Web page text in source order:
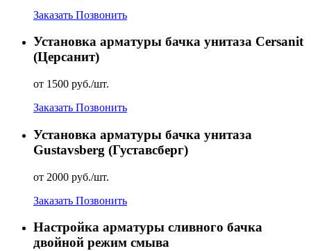
Заказать Позвонить
Установка арматуры бачка унитаза Cersanit
(Церсанит)
от 1500 руб./шт.
Заказать Позвонить
Установка арматуры бачка унитаза
Gustavsberg (Густавсберг)
от 2000 руб./шт.
Заказать Позвонить
Настройка арматуры сливного бачка
двойной режим смыва